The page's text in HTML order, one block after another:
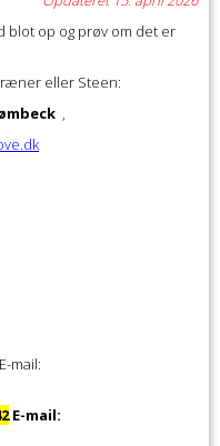
blot op og prøv om det er
eller Steen:
,
E-mail:
E-mail: